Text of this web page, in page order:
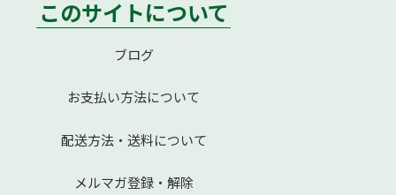
このサイトについて
ブログ
お支払い方法について
配送方法・送料について
メルマガ登録・解除